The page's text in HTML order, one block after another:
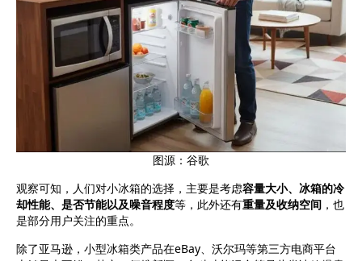
图源：谷歌
观察可知，人们对小冰箱的选择，主要是考虑容量大小、冰箱的冷
却性能、是否节能以及噪音程度等，此外还有重量及收纳空间 ，也
是部分用户关注的重点。
除了亚马逊，小型冰箱类产品在eBay、沃尔玛等第三方电商平台